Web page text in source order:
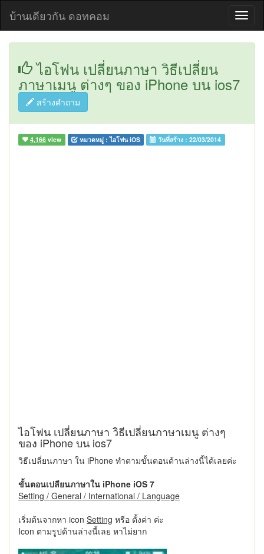
บ้านเดียวกัน ดอทคอม
ไอโฟน เปลี่ยนภาษา วิธีเปลี่ยน
ภาษาเมนู ต่างๆ ของ iPhone บน ios7
สร้างคำถาม
4,166 view หมวดหมู่ :ไอโฟน iOS วันที่สร้าง :22/03/2014
ไอโฟน เปลี่ยนภาษา วิธีเปลี่ยนภาษาเมนู ต่างๆ
ของ iPhone บน ios7
วิธีเปลี่ยนภาษา ใน iPhone ทำตามขั้นตอนด้านล่างนี้ได้เลยค่ะ
ขั้นตอนเปลียนภาษาใน iPhone iOS 7
Setting / General / International / Language
เริ่มต้นจากหา icon Setting หรือ ตั้งค่า ค่ะ
Icon ตามรูปด้านล่างนี้เลย หาไม่ยาก